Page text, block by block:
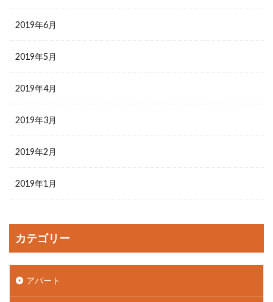
2019年6月
2019年5月
2019年4月
2019年3月
2019年2月
2019年1月
カテゴリー
アパート